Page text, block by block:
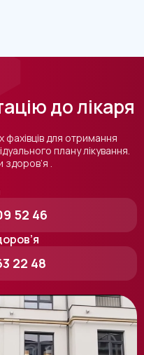
до лікаря
для отримання
плану лікування.
.
52 46
22 48